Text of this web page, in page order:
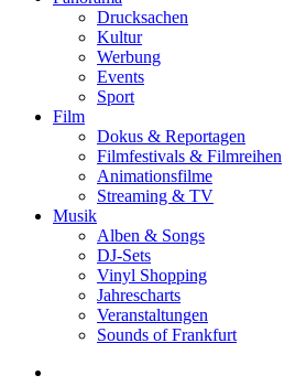
Drucksachen
Kultur
Werbung
Events
Sport
Film
Dokus & Reportagen
Filmfestivals & Filmreihen
Animationsfilme
Streaming & TV
Musik
Alben & Songs
DJ-Sets
Vinyl Shopping
Jahrescharts
Veranstaltungen
Sounds of Frankfurt